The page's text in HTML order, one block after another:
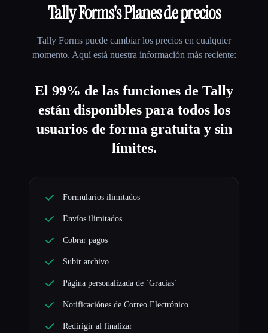
Tally Forms's Planes de precios
Tally Forms puede cambiar los precios en cualquier
momento. Aquí está nuestra información más reciente:
El 99% de las funciones de Tally
están disponibles para todos los
usuarios de forma gratuita y sin
límites.
Formularios ilimitados
Envíos ilimitados
Cobrar pagos
Subir archivo
Página personalizada de `Gracias`
Notificaciónes de Correo Electrónico
Redirigir al finalizar